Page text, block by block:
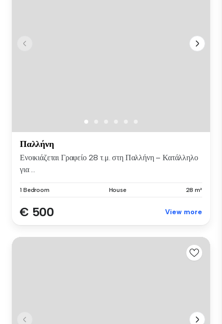
Παλλήνη
Ενοικιάζεται Γραφείο 28 τ.μ. στη Παλλήνη – Κατάλληλο
για ...
1 Bedroom House 28 m²
€ 500 View more